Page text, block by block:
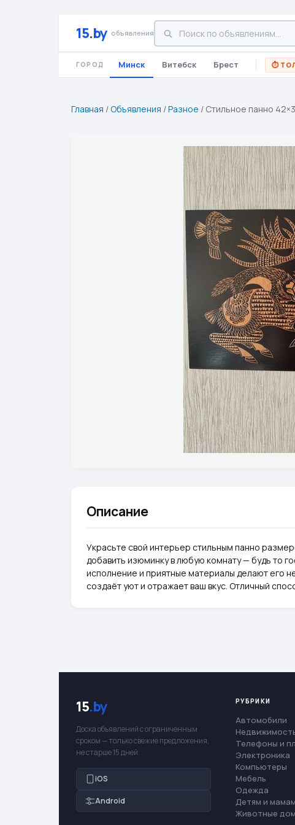
15.by объявления
ГОРОД Минск Витебск Брест ⏱
Главная /Объявления /Разное / Стильное панно
Описание
Украсьте свой интерьер стильным панно
добавить изюминку в любую комнату — будь то
исполнение и приятные материалы делают его
создаёт уют и отражает ваш вкус. Отличный
15.by
Доска объявлений с ограниченным
сроком — только свежие предложения,
не старше 15 дней.
iOS
Android
РУБРИКИ
Автомобили
Телефоны и
Электроника
Компьютеры
Мебель
Одежда
Детям и мамам
Животные